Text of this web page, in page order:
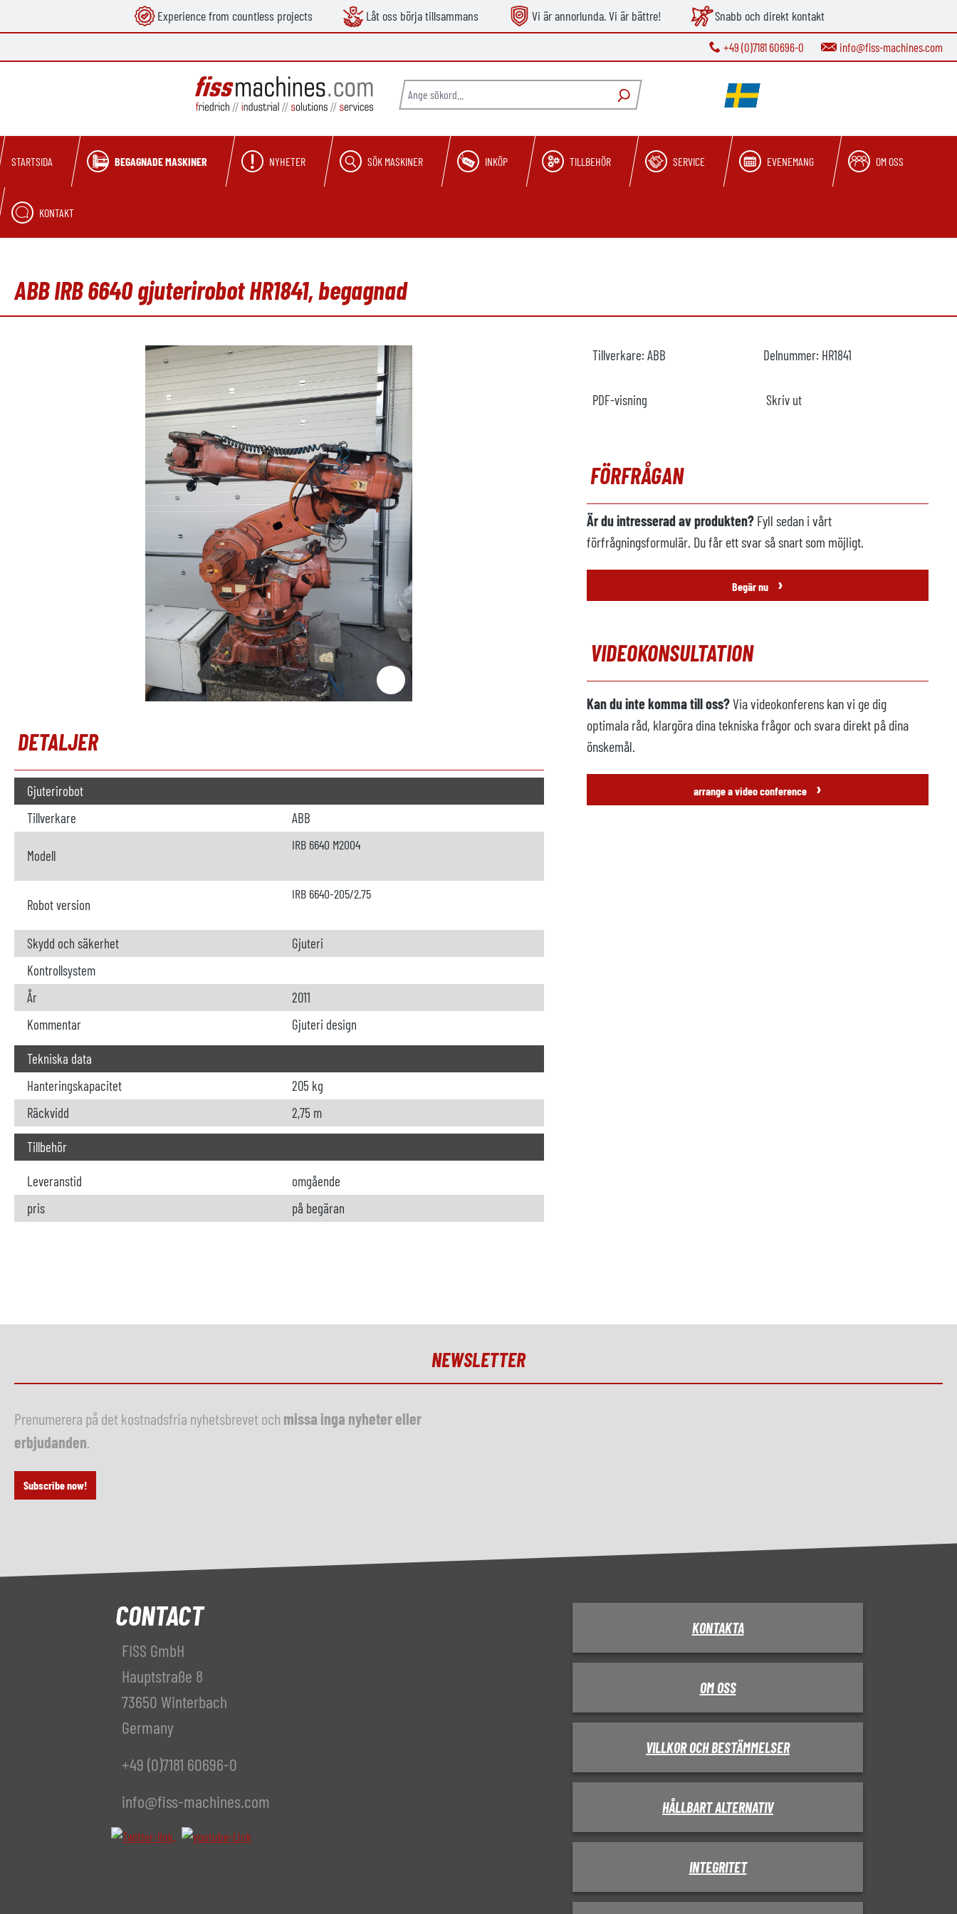
Hoppa till huvudnavigeringExperience from countless projects Låt oss börja tillsammans Vi är annorlunda. Vi är bättre! Snabb och direkt kontakt
+49 (0)7181 60696-0 info@fiss-machines.com
STARTSIDA BEGAGNADE MASKINER NYHETER SÖK MASKINER INKÖP TILLBEHÖR SERVICE EVENEMANG OM OSS
KONTAKT
ABB IRB 6640 gjuterirobot HR1841, begagnad
DETALJER
Gjuterirobot
Tillverkare
ABB
Modell
IRB 6640 M2004
Robot version
IRB 6640-205/2.75
Skydd och säkerhet
Gjuteri
Kontrollsystem
År
2011
Kommentar
Gjuteri design
Tekniska data
Hanteringskapacitet
205 kg
Räckvidd
2,75 m
Tillbehör
Leveranstid
omgående
pris
på begäran
Tillverkare: ABB Delnummer: HR1841
PDF-visning Skriv ut
FÖRFRÅGAN
Är du intresserad av produkten? Fyll sedan i vårt
förfrågningsformulär. Du får ett svar så snart som möjligt.
Begär nu ›
VIDEOKONSULTATION
Kan du inte komma till oss?Via videokonferens kan vi ge dig
optimala råd, klargöra dina tekniska frågor och svara direkt på dina
önskemål.
arrange a video conference ›
NEWSLETTER
Prenumerera på det kostnadsfria nyhetsbrevet och missa inga nyheter eller
erbjudanden
Subscribe now!
CONTACT
FISS GmbH
Hauptstraße 8
73650 Winterbach
Germany
+49 (0)7181 60696-0
info@fiss-machines.com
KONTAKTA
OM OSS
VILLKOR OCH BESTÄMMELSER
HÅLLBART ALTERNATIV
INTEGRITET